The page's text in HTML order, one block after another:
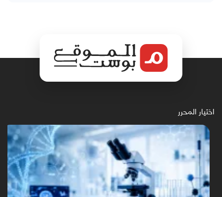
اختيار المحرر